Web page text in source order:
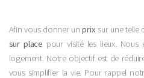
Afin vous donner unprix sur une
sur place pour visité les lieux.
logement. Notre objectif est de
vous simplifier la vie. Pour rappel